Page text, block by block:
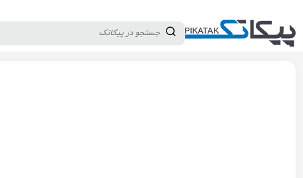
پیکاتک / سایر تجهیزات صنعتی قطعات متفرقه /